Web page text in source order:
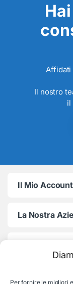
Per fornire le migliori
Affidati
Il nostro
il
Il Mio Account
La Nostra